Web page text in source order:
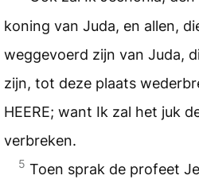
koning van Juda, en allen,
weggevoerd zijn van Juda,
zijn, tot deze plaats
HEERE; want Ik zal het juk
verbreken.
5 Toen sprak de profeet